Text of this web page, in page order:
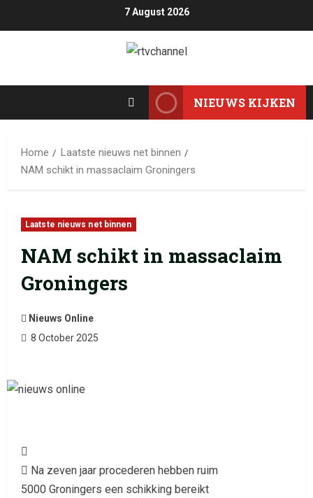
7 August 2026
NIEUWS KIJKEN
Home
Laatste nieuws net binnen
NAM schikt in massaclaim Groningers
Laatste nieuws net binnen
NAM schikt in massaclaim
Groningers
Nieuws Online
8 October 2025

 Na zeven jaar procederen hebben ruim
5000 Groningers een schikking bereikt